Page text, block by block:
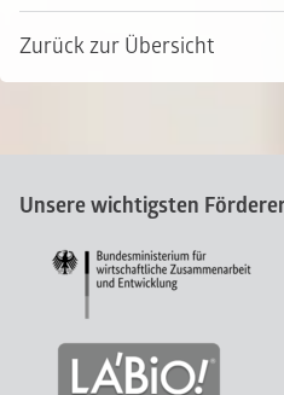
Zurück zur Übersicht
Unsere wichtigsten